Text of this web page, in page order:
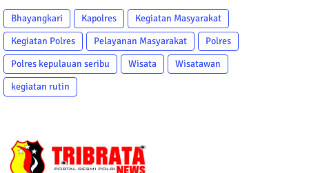
Bhayangkari Kapolres
Kegiatan Masyarakat
Kegiatan Polres
Pelayanan Masyarakat
Polres
Polres kepulauan seribu
Wisata
Wisatawan
kegiatan rutin